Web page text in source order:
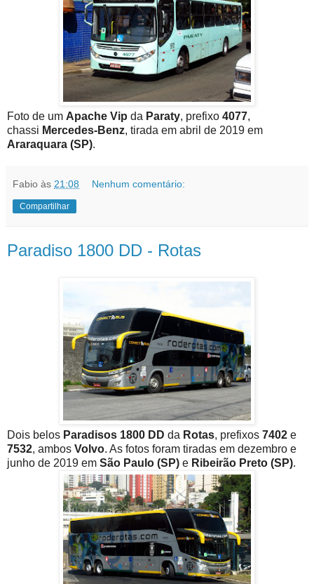
Foto de um Apache Vip da Paraty, prefixo 4077,
chassi Mercedes-Benz, tirada em abril de 2019 em
Araraquara (SP).
Fabio às 21:08 Nenhum comentário:
Compartilhar
Paradiso 1800 DD - Rotas
Dois belos Paradisos 1800 DD da Rotas, prefixos 7402 e
7532, ambos Volvo. As fotos foram tiradas em dezembro e
junho de 2019 em São Paulo (SP) e Ribeirão Preto (SP).